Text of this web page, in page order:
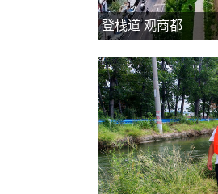
登栈道 观商都